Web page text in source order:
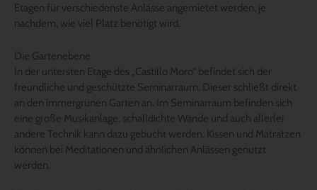
Etagen für verschiedenste Anlässe angemietet werden, je
nachdem, wie viel Platz benötigt wird.
Die Gartenebene
In der untersten Etage des „Castillo Moro“ befindet sich der
freundliche und geschützte Seminarraum. Dieser schließt direkt
an den immergrünen Garten an. Im Seminarraum befinden sich
eine große Musikanlage, schalldichte Wände und auch allerlei
andere Technik kann dazu gebucht werden. Kissen und Matratzen
können bei Meditationen und ähnlichen Anlässen genutzt
werden.